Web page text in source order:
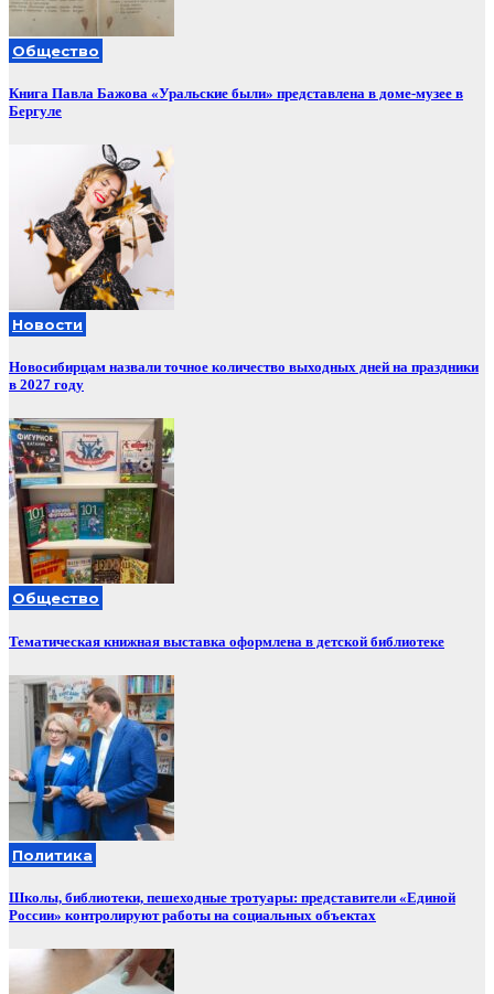
Общество
Книга Павла Бажова «Уральские были» представлена в доме-музее в
Бергуле
Новости
Новосибирцам назвали точное количество выходных дней на праздники
в 2027 году
Общество
Тематическая книжная выставка оформлена в детской библиотеке
Политика
Школы, библиотеки, пешеходные тротуары: представители «Единой
России» контролируют работы на социальных объектах